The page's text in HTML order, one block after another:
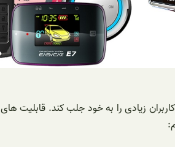
زیادی را به خود جلب کند. قابلیت های